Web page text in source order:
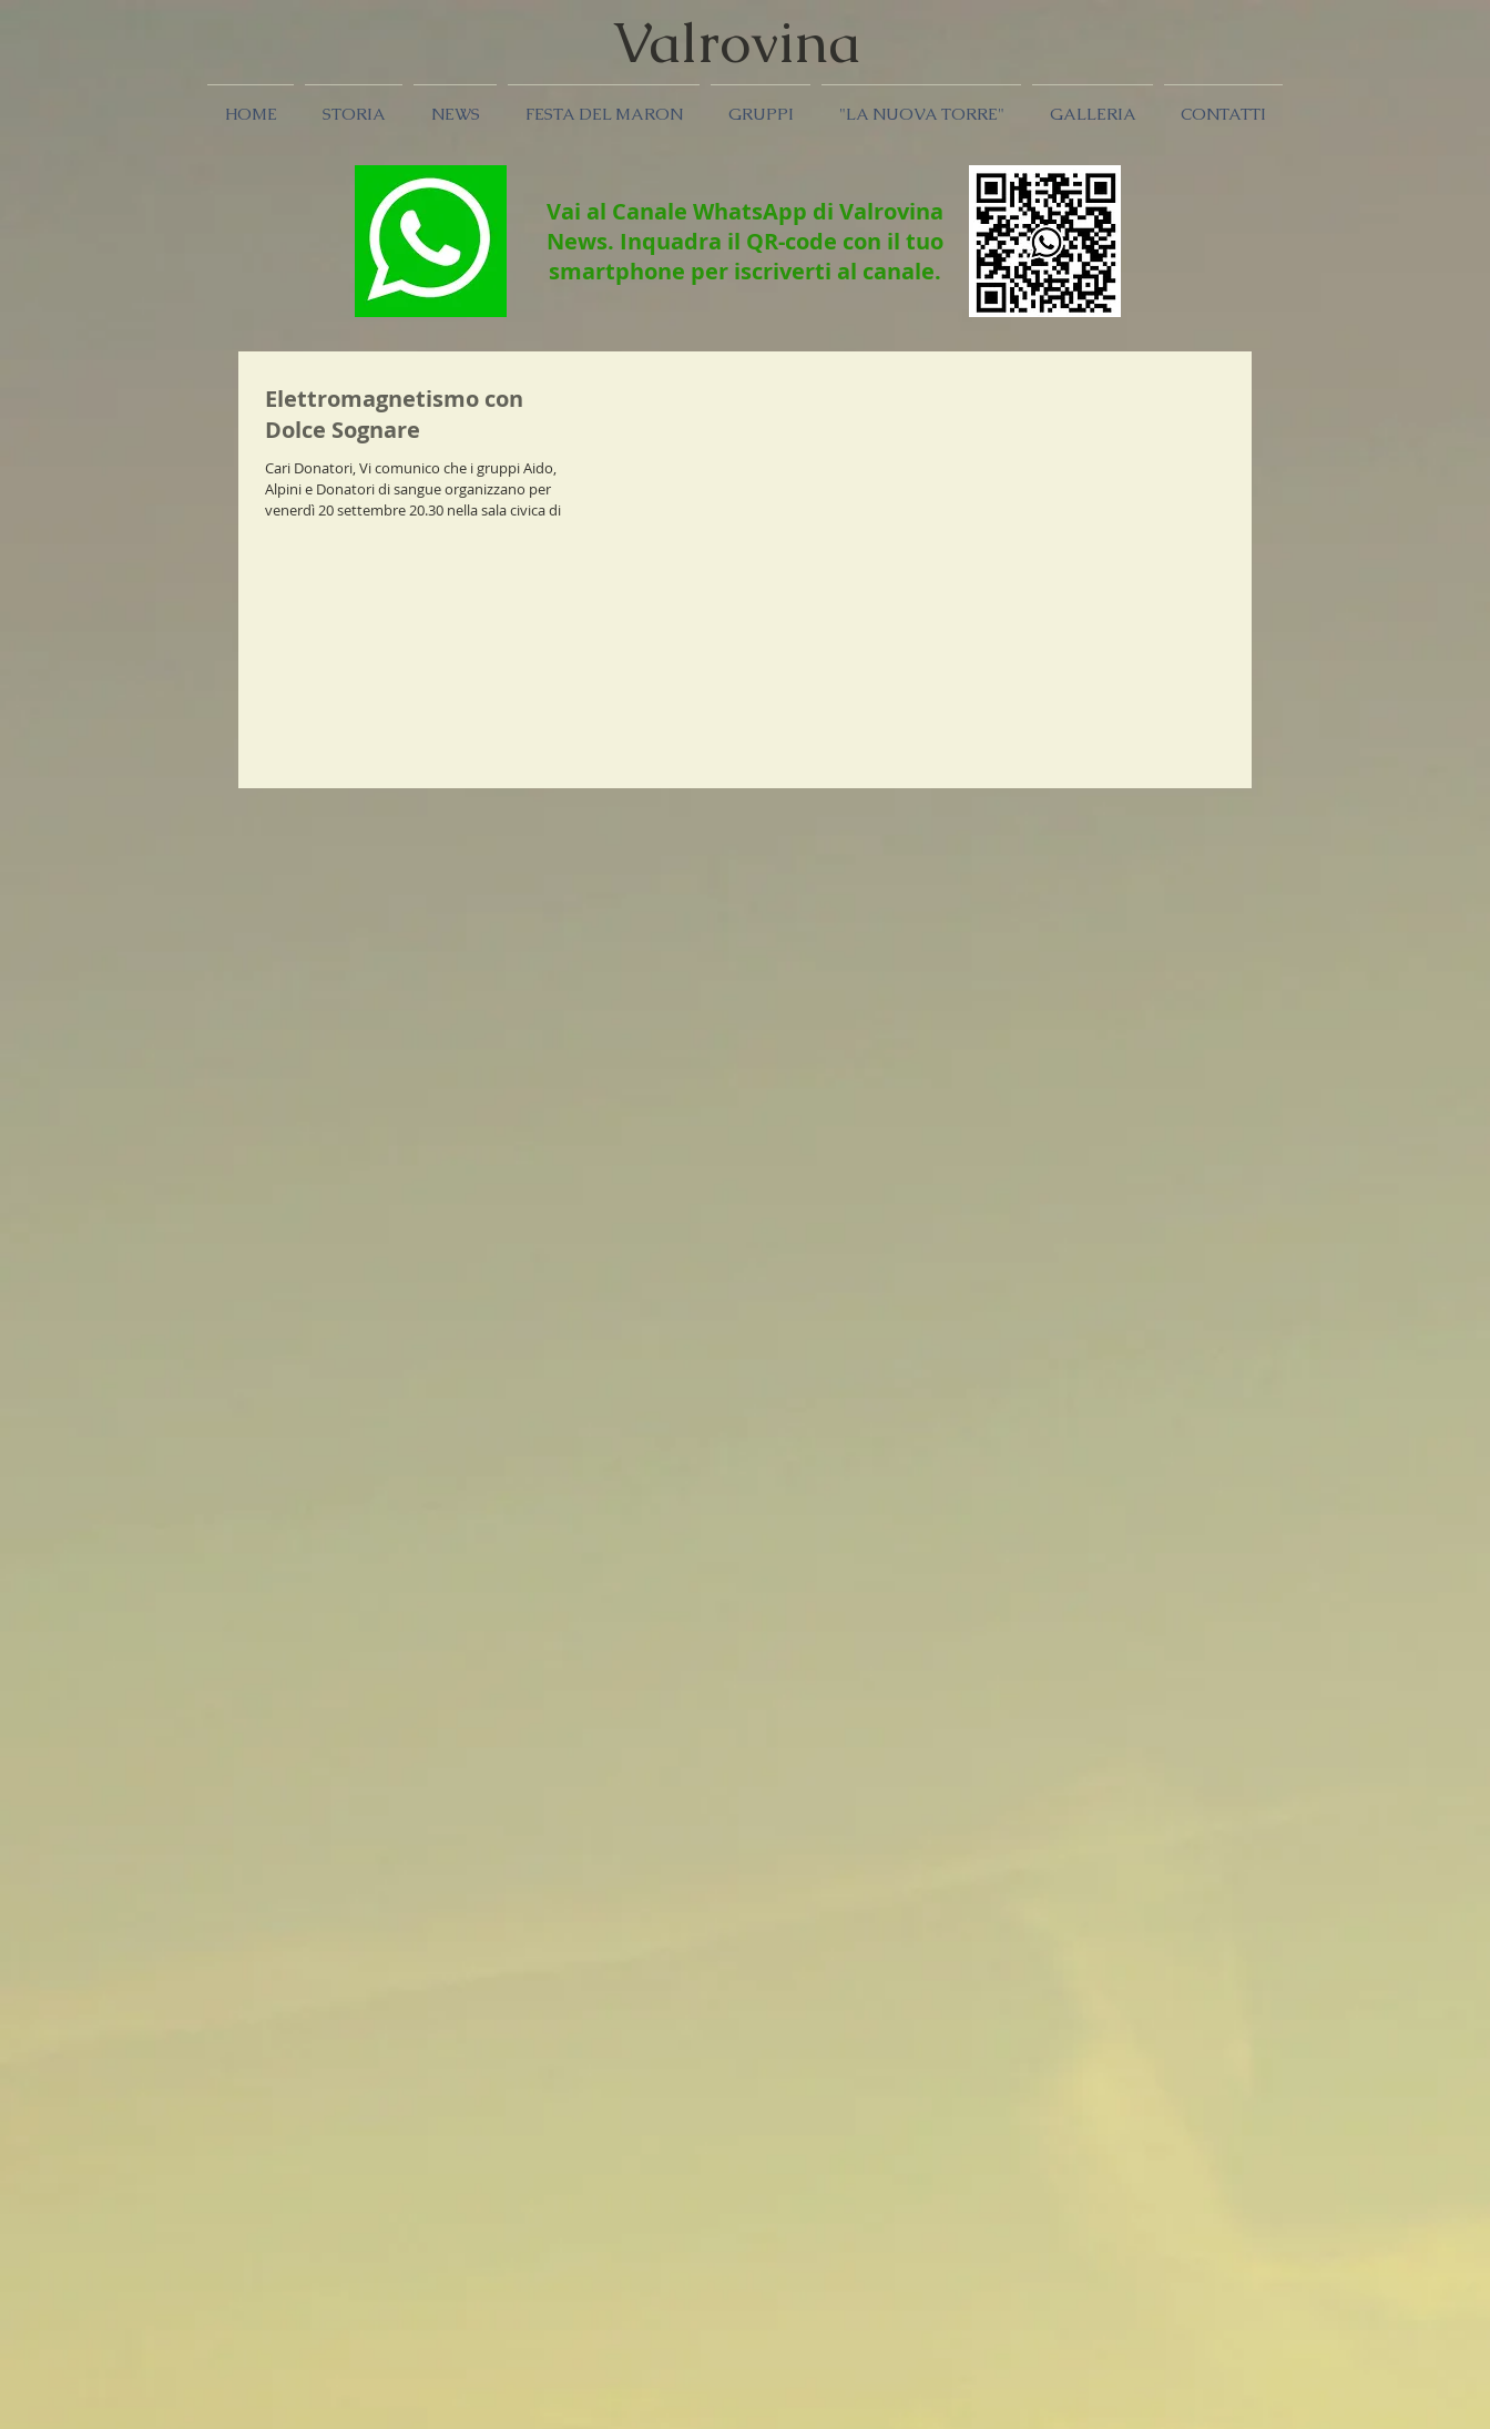
Valrovina
HOME STORIA NEWS FESTA DEL MARON GRUPPI "LA NUOVA TORRE" GALLERIA CONTATTI
Vai al Canale WhatsApp di Valrovina
News. Inquadra il QR-code con il tuo
smartphone per iscriverti al canale.
Elettromagnetismo con
Dolce Sognare
Cari Donatori, Vi comunico che i gruppi Aido,
Alpini e Donatori di sangue organizzano per
venerdì 20 settembre 20.30 nella sala civica di...